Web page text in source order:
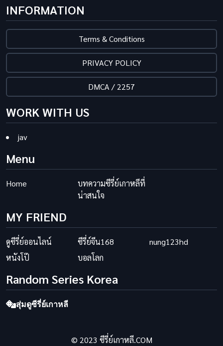
INFORMATION
Terms & Conditions
PRIVACY POLICY
DMCA / 2257
WORK WITH US
jav
Menu
Home
บทความซีรี่ย์เกาหลีที่
น่าสนใจ
MY FRIEND
ดูซีรี่ย์ออนไลน์ ซีรี่ย์จีน168
nung123hd
หนังโป๊
บอลโลก
Random Series Korea
สุ่มดูซีรี่ย์เกาหลี
© 2023 ซีรี่ย์เกาหลี.COM